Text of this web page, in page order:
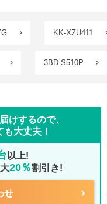
KK-XZU411
3BD-S510P
けするので、
大丈夫！
以上!
20％割引き!
せ